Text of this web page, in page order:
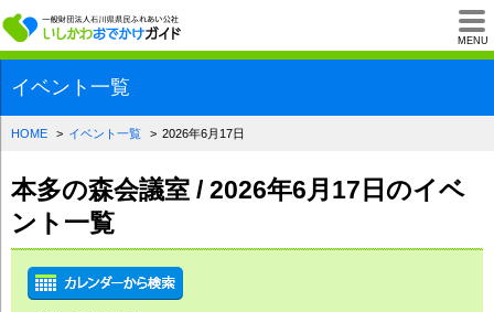
MENU
一般財団法人石川
イベント一覧
HOME イベント一覧 2026年6月17日
本多の森会議室 / 2026年6月17日のイベ
ント一覧